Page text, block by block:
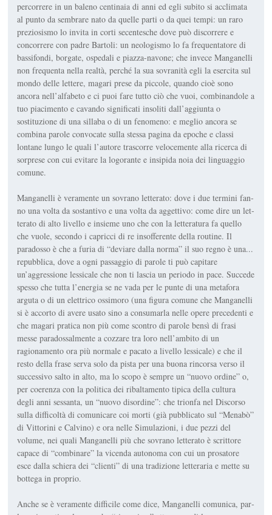
percorrere in un baleno centinaia di anni ed egli subito si acclimata
al punto da sembrare nato da quelle parti o da quei tempi: un raro
preziosismo lo invita in corti secentesche dove può discor­rere e
concorrere con padre Bartoli: un neologismo lo fa frequentatore di
bassifondi, borgate, ospedali e piazza-navone; che invece Manganelli
non frequenta nella realtà, perché la sua sovranità egli la esercita sul
mondo delle lettere, magari prese da piccole, quando cioè sono
ancora nell’alfa­beto e ci puoi fare tutto ciò che vuoi, combinandole a
tuo piacimento e cavando significati insoliti dall’aggiunta o
sostituzione di una sillaba o di un fenomeno: e meglio ancora se
combina parole convocate sulla stessa pagina da epoche e classi
lontane lungo le quali l’autore trascorre velo­cemente alla ricerca di
sorprese con cui evitare la logorante e insipida noia dei linguaggio
comune.
Manganelli è veramente un sovrano letterato: dove i due termini fan­
no una volta da sostantivo e una volta da aggettivo: come dire un let­
terato di alto livello e insieme uno che con la letteratura fa quello
che vuole, secondo i capricci di re insofferente della routine. Il
paradosso è che a furia di “deviare dalla norma” il suo regno è una...
repubblica, dove a ogni passaggio di parole ti può capitare
un’aggressione lessicale che non ti lascia un periodo in pace. Succede
spesso che tutta l’energia se ne vada per le punte di una metafora
arguta o di un elettrico ossimoro (una figura comune che Manganelli
si è accorto di avere usato sino a consu­marla nelle opere precedenti e
che magari pratica non più come scontro di parole bensì di frasi
messe paradossalmente a cozzare tra loro nell’am­bito di un
ragionamento ora più normale e pacato a livello lessicale) e che il
resto della frase serva solo da pista per una buona rincorsa verso il
successivo salto in alto, ma lo scopo è sempre un “nuovo ordine” o,
per coerenza con la politica dei ribaltamento tipica della cultura
degli anni sessanta, un “nuovo disordine”: che trionfa nelDiscorso
sulla diffi­coltà di comunicare coi morti(già pubblicato sul “Menabò”
di Vittorini e Calvino) e ora nelleSimulazioni, i due pezzi del
volume, nei quali Manganelli più che sovrano letterato è scrittore
capace di “combinare” la vicenda autonoma con cui un prosatore
esce dalla schiera dei “clienti” di una tradizione letteraria e mette su
bottega in proprio.
Anche se è veramente difficile come dice, Manganelli comunica, par­